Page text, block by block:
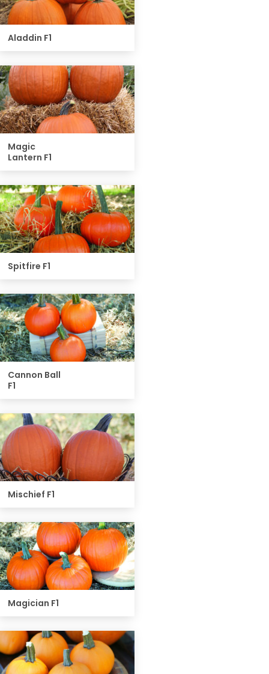
Aladdin F1
Magic
Lantern F1
Spitfire F1
Cannon Ball
F1
Mischief F1
Magician F1